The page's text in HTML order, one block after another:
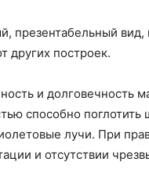
презентабельный вид,
других построек.
и долговечность
способно поглотить
лучи. При
и отсутствии